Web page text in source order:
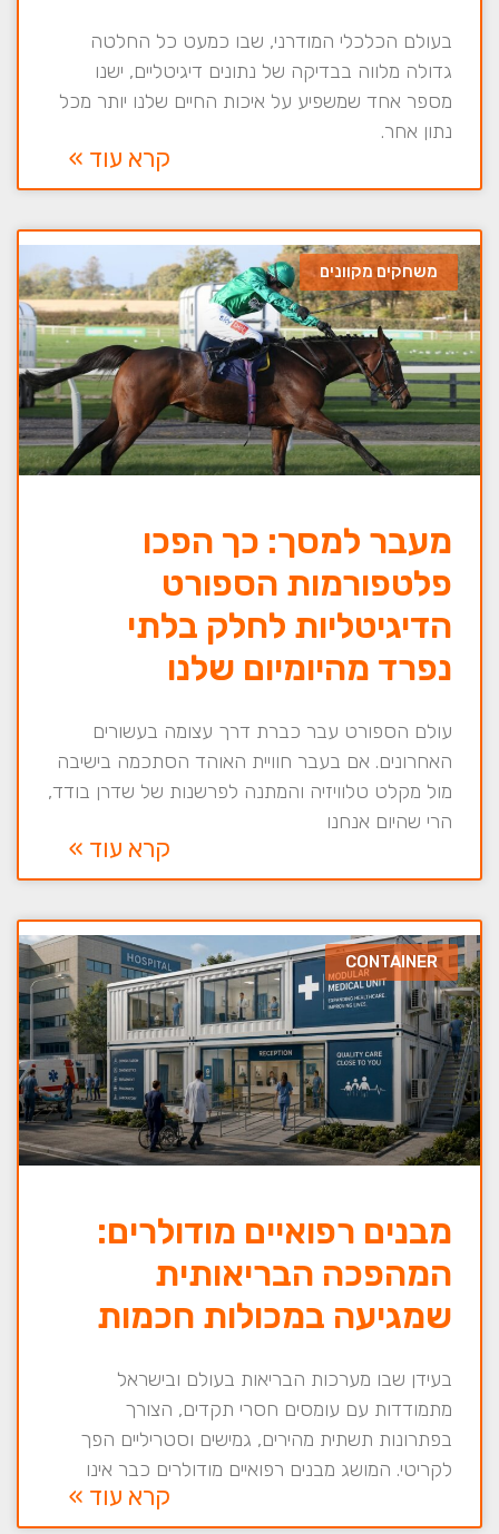
בעולם הכלכלי המודרני, שבו כמעט כל החלטה
גדולה מלווה בבדיקה של נתונים דיגיטליים, ישנו
מספר אחד שמשפיע על איכות החיים שלנו יותר מכל
נתון אחר.
קרא עוד »
משחקים מקוונים
מעבר למסך: כך הפכו
פלטפורמות הספורט
הדיגיטליות לחלק בלתי
נפרד מהיומיום שלנו
עולם הספורט עבר כברת דרך עצומה בעשורים
האחרונים. אם בעבר חוויית האוהד הסתכמה בישיבה
מול מקלט טלוויזיה והמתנה לפרשנות של שדרן בודד,
הרי שהיום אנחנו
קרא עוד »
CONTAINER
מבנים רפואיים מודולרים:
המהפכה הבריאותית
שמגיעה במכולות חכמות
בעידן שבו מערכות הבריאות בעולם ובישראל
מתמודדות עם עומסים חסרי תקדים, הצורך
בפתרונות תשתית מהירים, גמישים וסטריליים הפך
לקריטי. המושג מבנים רפואיים מודולרים כבר אינו
קרא עוד »